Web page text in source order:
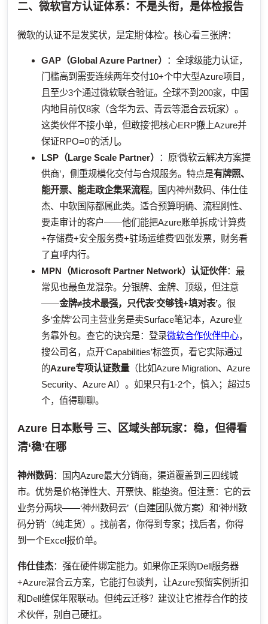
二、微软官方认证体系：不是头衔，是体检报告
微软的认证不是发奖状，是定期‘体检’。核心看三张牌：
GAP（Global Azure Partner）
：全球级能力认证，
门槛高到需要连续两年交付10+个中大型Azure项目，
且至少3个通过微软联合验证。全球不到200家，中国
内地目前仅8家（含华为云、青云等混合云玩家）。
这类伙伴不接小单，但敢接‘把核心ERP搬上Azure并
保证RPO=0’的活儿。
LSP（Large Scale Partner）
：原‘微软云解决方案提
供商’，侧重规模化交付与合规服务。特点是有牌照、
能开票、能走政企集采流程。国内神州数码、伟仕佳
杰、中软国际都属此类。适合预算明确、流程刚性、
要走审计的客户——他们能把Azure账单拆成‘计算费
+存储费+安全服务费+驻场运维费’四张发票，财务看
了直呼内行。
MPN（Microsoft Partner Network）认证伙伴：最
常见也最鱼龙混杂。分银牌、金牌、顶级，但注意
——金牌≠技术最强，只代表‘交够钱+填对表’。很
多‘金牌’公司主营业务是卖Surface笔记本，Azure业
务靠外包。查它的诀窍是：登录微软合作伙伴中心，
搜公司名，点开‘Capabilities’标签页，看它实际通过
的Azure专项认证数量（比如Azure Migration、Azure
Security、Azure AI）。如果只有1-2个，慎入；超过5
个，值得聊聊。
Azure 日本账号 三、区域头部玩家：稳，但得看
清‘稳’在哪
神州数码：国内Azure最大分销商，渠道覆盖到三四线城
市。优势是价格弹性大、开票快、能垫资。但注意：它的云
业务分两块——‘神州数码云’（自建团队做方案）和‘神州数
码分销’（纯走货）。找前者，你得到专家；找后者，你得
到一个Excel报价单。
伟仕佳杰：强在硬件绑定能力。如果你正采购Dell服务器
+Azure混合云方案，它能打包谈判，让Azure预留实例折扣
和Dell维保年限联动。但纯云迁移？建议让它推荐合作的技
术伙伴，别自己硬扛。